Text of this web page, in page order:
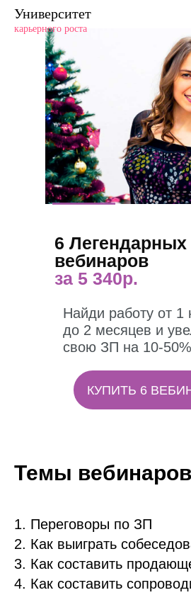
Университет
карьерного роста
6 Легендарных
вебинаров
за 5 340р.
Найди работу от 1
до 2 месяцев и
свою ЗП на 10-50%
КУПИТЬ 6
Темы вебинаров
1. Переговоры по ЗП
2. Как выиграть
3. Как составить
4. Как составить